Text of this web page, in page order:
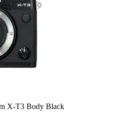
X-T3 Body Black